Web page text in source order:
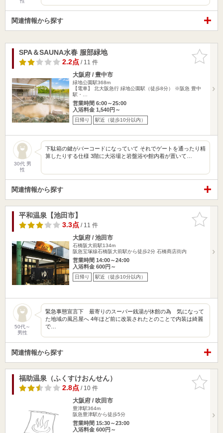
関連情報から探す
お気に入
りに追加
SPA＆SAUNA水春 服部緑地
2.2点/ 11 件
大阪府 / 豊中市
緑地公園駅368m
【電車】 北大阪急行 緑地公園駅（徒歩8分） ※阪急 豊中
駅・…
営業時間 6:00～25:00
入浴料金 1,540円～
日帰り 駅近（徒歩10分以内）
30代 男
性
下駄箱の鍵がバーコードになっていて それでゲートを通ったり精
算したりする仕様 3階に大浴場と岩盤浴や館内着が置いて…
関連情報から探す
お気に入
りに追加
平和温泉【池田市】
3.3点/ 11 件
大阪府 / 池田市
石橋阪大前駅134m
阪急宝塚線石橋阪大前駅から徒歩2分 石橋商店街内
営業時間 14:00～24:00
入浴料金 600円～
日帰り 駅近（徒歩10分以内）
50代～
男性
緊急事態宣言下 最寄りのスーパー銭湯が休館の為 気になって
た地域の風呂屋へ 4年ほど前に改装されたとのことで内装は綺麗
で…
関連情報から探す
お気に入
りに追加
福助温泉（ふくすけおんせん）
2.8点/ 10 件
大阪府 / 吹田市
豊津駅364m
阪急豊津駅から徒歩5分
営業時間 15:30～23:00
入浴料金 600円～